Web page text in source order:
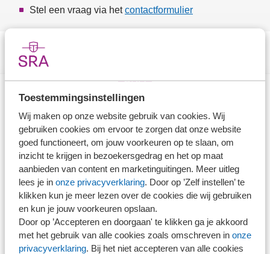
Toestemmingsinstellingen
Wij maken op onze website gebruik van cookies. Wij
gebruiken cookies om ervoor te zorgen dat onze website
goed functioneert, om jouw voorkeuren op te slaan, om
inzicht te krijgen in bezoekersgedrag en het op maat
aanbieden van content en marketinguitingen. Meer uitleg
lees je in onze privacyverklaring. Door op ’Zelf instellen’ te
klikken kun je meer lezen over de cookies die wij gebruiken
en kun je jouw voorkeuren opslaan.
Door op ’Accepteren en doorgaan' te klikken ga je akkoord
met het gebruik van alle cookies zoals omschreven in onze
privacyverklaring. Bij het niet accepteren van alle cookies
Stel een vraag via hetcontactformulier
Stel je vaktechnische vraag
Branche in Zicht
Dossiers
Kantoorvinder
Nieuwsbank
Handige links